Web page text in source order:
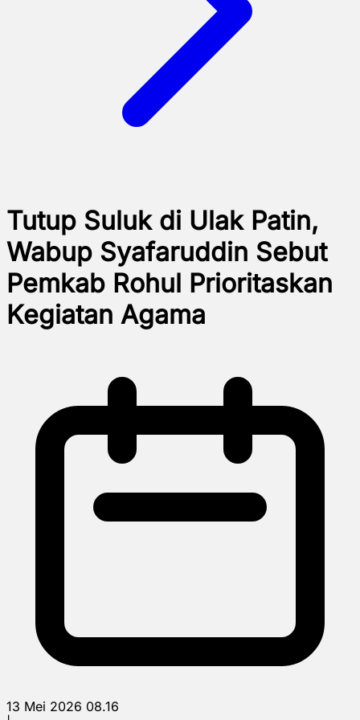
Tutup Suluk di Ulak Patin,
Wabup Syafaruddin Sebut
Pemkab Rohul Prioritaskan
Kegiatan Agama
13 Mei 2026 08.16